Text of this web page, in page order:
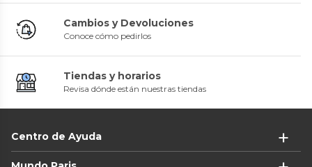
Cambios y Devoluciones
Conoce cómo pedirlos
Tiendas y horarios
Revisa dónde están nuestras tiendas
Centro de Ayuda